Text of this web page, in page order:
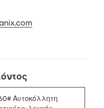
Αυτοκόλλητη